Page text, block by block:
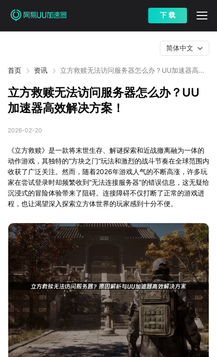
下 载
首页 资讯
立方救赎无法访问服务器怎么办？UU加速器高效
简体中文
立方救赎无法访问服务器怎么办？UU
加速器高效解决方案！
2026-02-20
《立方救赎》是一款将末世生存、解谜探索和近战撤离融为一体的
动作游戏，其独特的“方块之门”玩法和激烈的战斗节奏在全球范围内
收获了广泛关注。然而，随着2026年游戏人气的不断高涨，许多玩
家在尝试登录时却频繁收到“无法连接服务器”的错误信息，这无疑给
沉浸式的冒险体验带来了阻碍。连接障碍不仅打断了正常的游戏进
程，也让渴望深入探索立方体世界的玩家感到十分不便。